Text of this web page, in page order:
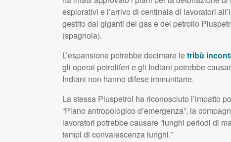
esplorativi e l’arrivo di centinaia di lavoratori
gestito dai giganti del gas e del petrolio
(spagnola).
L’espansione potrebbe decimare letribù
gli operai petroliferi e gli Indiani potrebbe
Indiani non hanno difese immunitarie.
La stessa Pluspetrol ha riconosciuto l’impatto
“Piano antropologico d’emergenza”, la
lavoratori potrebbe causare “lunghi periodi di
tempi di convalescenza lunghi.”